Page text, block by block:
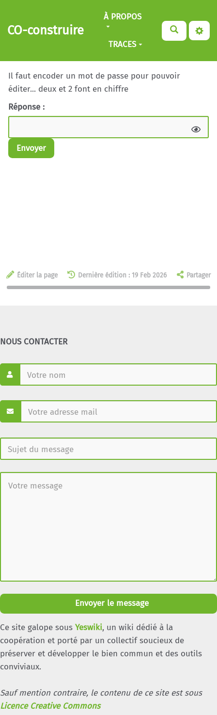
Aller au contenu principal
CO-construire
À PROPOS
TRACES
Il faut encoder un mot de passe pour pouvoir
éditer... deux et 2 font en chiffre
Réponse :
Envoyer
Éditer la page Dernière édition : 19 Feb 2026 Partager
NOUS CONTACTER
Envoyer le message
Ce site galope sous Yeswiki, un wiki dédié à la
coopération et porté par un collectif soucieux de
préserver et développer le bien commun et des outils
conviviaux.
Sauf mention contraire, le contenu de ce site est sous
Licence Creative Commons